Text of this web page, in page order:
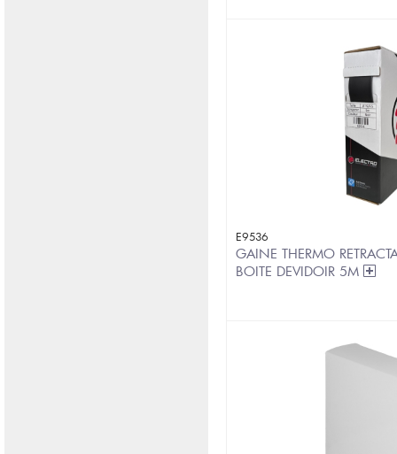
E9536
GAINE THERMO
BOITE DEVIDOIR 5M